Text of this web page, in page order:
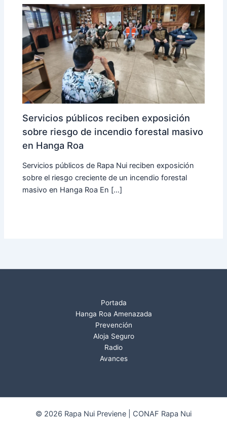
Servicios públicos reciben exposición
sobre riesgo de incendio forestal masivo
en Hanga Roa
Servicios públicos de Rapa Nui reciben exposición
sobre el riesgo creciente de un incendio forestal
masivo en Hanga Roa En […]
Portada
Hanga Roa Amenazada
Prevención
Aloja Seguro
Radio
Avances
© 2026 Rapa Nui Previene | CONAF Rapa Nui